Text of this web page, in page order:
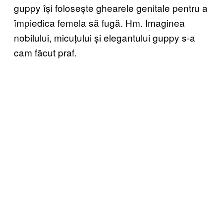
guppy își folosește ghearele genitale pentru a
împiedica femela să fugă. Hm. Imaginea
nobilului, micuțului și elegantului guppy s-a
cam făcut praf.